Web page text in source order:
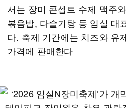
서는 장미 콘셉트 수제 맥주
볶음밥, 다슬기탕 등 임실 대
다. 축제 기간에는 치즈와 유
가격에 판매한다.